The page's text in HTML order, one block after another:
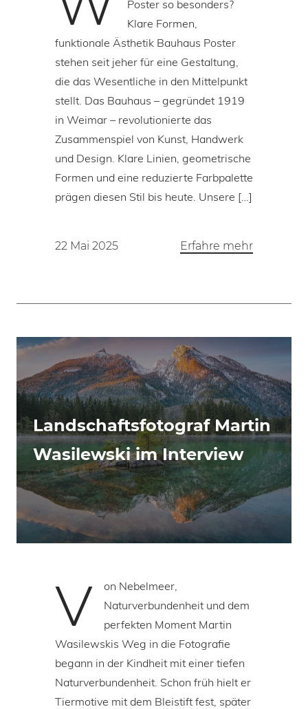
Poster so besonders?
Klare Formen,
funktionale Ästhetik Bauhaus Poster
stehen seit jeher für eine Gestaltung,
die das Wesentliche in den Mittelpunkt
stellt. Das Bauhaus – gegründet 1919
in Weimar – revolutionierte das
Zusammenspiel von Kunst, Handwerk
und Design. Klare Linien, geometrische
Formen und eine reduzierte Farbpalette
prägen diesen Stil bis heute. Unsere […]
22 Mai 2025 Erfahre mehr
Landschaftsfotograf Martin
Wasilewski im Interview
V
on Nebelmeer,
Naturverbundenheit und dem
perfekten Moment Martin
Wasilewskis Weg in die Fotografie
begann in der Kindheit mit einer tiefen
Naturverbundenheit. Schon früh hielt er
Tiermotive mit dem Bleistift fest, später